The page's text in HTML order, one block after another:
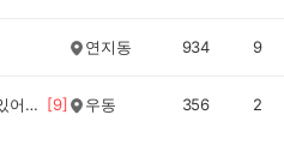
연지동 934 9
'아파트 정문 보행자 통행건'에 관해 의견이 갈리고 있어요. [9] 우동 356 2